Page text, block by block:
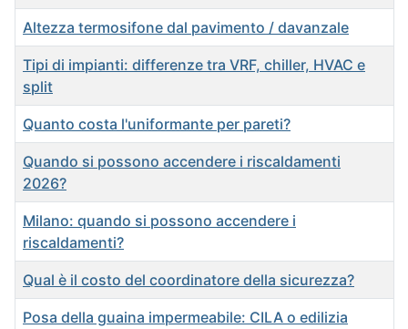
Altezza termosifone dal pavimento / davanzale
Tipi di impianti: differenze tra VRF, chiller, HVAC e
split
Quanto costa l'uniformante per pareti?
Quando si possono accendere i riscaldamenti
2026?
Milano: quando si possono accendere i
riscaldamenti?
Qual è il costo del coordinatore della sicurezza?
Posa della guaina impermeabile: CILA o edilizia